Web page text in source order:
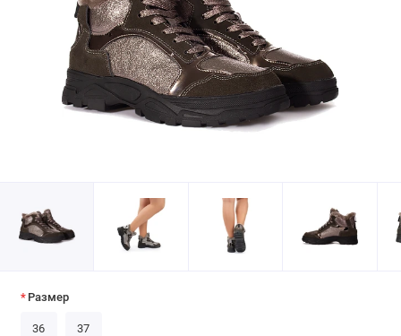
Размер
36 37